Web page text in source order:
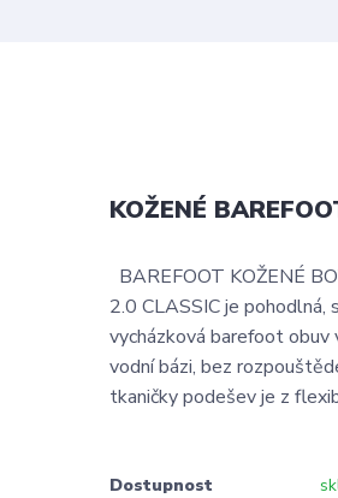
KOŽENÉ
BAREFOOT KOŽENÉ
2.0 CLASSIC je pohodlná,
vycházková barefoot
vodní bázi, bez
tkaničky podešev je z
Dostupnost